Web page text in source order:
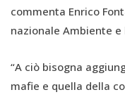
commenta Enrico
nazionale Ambiente
“A ciò bisogna
mafie e quella della